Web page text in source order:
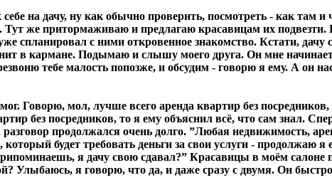
на дачу, ну как обычно проверить, посмотреть - как там
Тут же притормаживаю и предлагаю красавицам их
спланировал с ними откровенное знакомство. Кстати,
в кармане. Подымаю и слышу моего друга. Он мне
тебе малость попозже, и обсудим - говорю я ему. А он
Говорю, мол, лучше всего аренда квартир без
без посредников, то я ему объяснил всё, что сам знал.
продолжался очень долго. ”Любая недвижимость,
будет требовать деньги за свои услуги - продолжаю
я дачу свою сдавал?” Красавицы в моём салоне
Улыбаюсь, я говорю, что да, и даже сразу с двумя. Он